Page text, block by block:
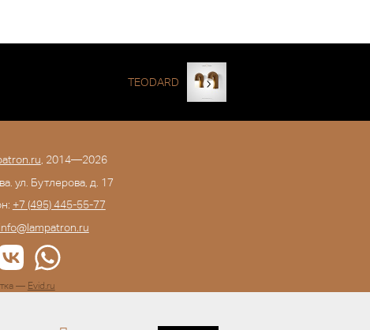
TEODARD
, 2014—2026
ул. Бутлерова, д. 17
+7 (495) 445-55-77
info@lampatron.ru
— Evid.ru